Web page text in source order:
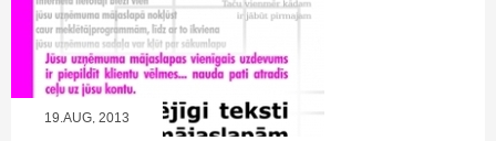
19.AUG, 2013